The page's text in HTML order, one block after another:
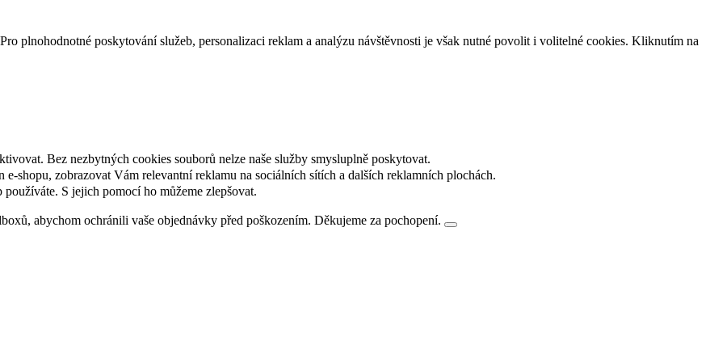
plnohodnotné poskytování služeb, personalizaci reklam a analýzu návštěvnosti je však nutné povolit i volitelné cookies. Kliknutím na
Bez nezbytných cookies souborů nelze naše služby smysluplně poskytovat.
shopu, zobrazovat Vám relevantní reklamu na sociálních sítích a dalších reklamních plochách.
S jejich pomocí ho můžeme zlepšovat.
abychom ochránili vaše objednávky před poškozením. Děkujeme za pochopení.